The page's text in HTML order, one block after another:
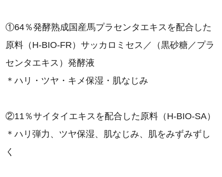
①64％発酵熟成国産馬プラセンタエキスを配合した
原料（H-BIO-FR）サッカロミセス／（黒砂糖／プラ
センタエキス）発酵液
＊ハリ・ツヤ・キメ保湿・肌なじみ
②11％サイタイエキスを配合した原料（H-BIO-SA）
＊ハリ弾力、ツヤ保湿、肌なじみ、肌をみずみずし
く